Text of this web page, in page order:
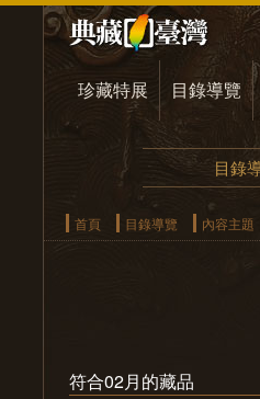
珍藏特展 目錄導覽
目錄
首頁 目錄導覽 內容主題
符合02月的藏品